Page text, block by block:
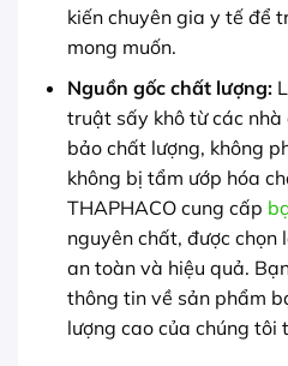
kiến chuyên gia y tế để
mong muốn.
Nguồn gốc chất lượng:
truật sấy khô từ các
bảo chất lượng, không
không bị tẩm ướp hóa
THAPHACO cung cấp
nguyên chất, được chọn
an toàn và hiệu quả.
thông tin về sản phẩm
lượng cao của chúng tôi